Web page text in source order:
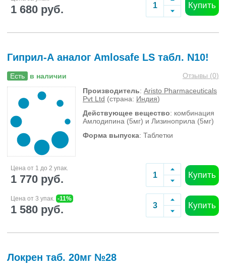
1 680 руб. Купить
Гиприл-А аналог Amlosafe LS табл. N10!
Есть в наличии Отзывы (0)
Производитель: Aristo Pharmaceuticals
Pvt Ltd (страна: Индия)
Действующее вещество: комбинация
Амлодипина (5мг) и Лизиноприла (5мг)
Форма выпуска: Таблетки
Цена от 1 до 2 упак.
1 770 руб. Купить
Цена от 3 упак. -11%
1 580 руб. Купить
Локрен таб. 20мг №28